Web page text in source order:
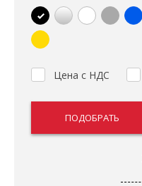
Цена с НДС